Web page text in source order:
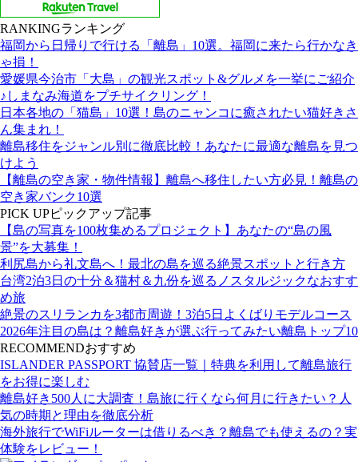
RANKINGランキング
福岡から日帰りで行ける「離島」10選。福岡に来たら行かなき
ゃ損！
愛媛県今治市「大島」の観光スポット&グルメを一挙にご紹介
♪しまなみ海道をプチサイクリング！
日本各地の「猫島」10選！島のニャンコに癒されたい猫好きさ
ん集まれ！
離島移住をジャンル別に徹底比較！あなたに最適な離島を見つ
けよう
【離島の空き家・物件情報】離島へ移住したい方必見！離島の
空き家バンク10選
PICK UPピックアップ記事
【島の写真を100枚集めるプロジェクト】あなたの“島の風
景”を大募集！
利尻島から礼文島へ！最北の島を巡る絶景スポットと行き方
台湾2泊3日の十分＆猫村＆九份を巡るノスタルジックなおすす
め旅
絶景のスリランカを3都市周遊！3泊5日よくばりモデルコース
2026年注目の島は？離島好きが選ぶ行ってみたい離島トップ10
RECOMMENDおすすめ
ISLANDER PASSPORT 協賛店一覧｜特典を利用して離島旅行
をお得に楽しむ
離島好き500人に大調査！島旅に行くなら何月に行きたい？人
気の時期と理由を徹底分析
海外旅行でWiFiルーターは借りるべき？離島でも使えるの？実
体験をレビュー！